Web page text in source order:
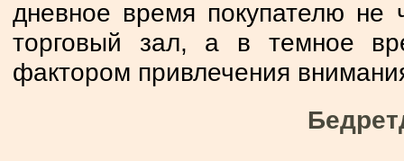
дневное время покупателю не
торговый зал, а в темное
фактором привлечения